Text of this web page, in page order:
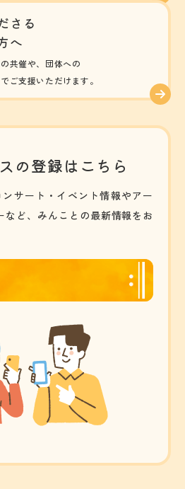
さる
へ
共催や、団体への
ご支援いただけます。
の登録はこちら
サート・イベント情報やアー
など、みんことの最新情報をお